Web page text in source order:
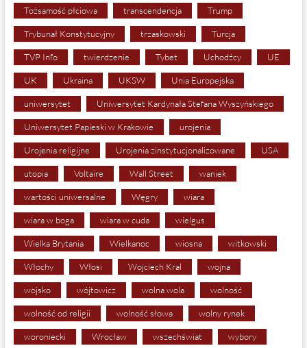
Tożsamość płciowa transcendencja Trump
Trybunał Konstytucyjny trzaskowski Turcja
TVP Info twierdzenie Tybet Uchodźcy UE
UK Ukraina UKSW Unia Europejska
uniwersytet Uniwersytet Kardynała Stefana Wyszyńskiego
Uniwersytet Papieski w Krakowie urojenia
Urojenia religijne Urojenia zinstytucjonalizowane USA
utopia Voltaire Wall Street waniek
wartości uniwersalne Węgry wiara
wiara w boga wiara w cuda wielgus
Wielka Brytania Wielkanoc wiosna witkowski
Włochy Włosi Wojciech Kral wojna
wojsko wójtowicz wolna wola wolność
wolność od religii wolność słowa wolny rynek
woroniecki Wrocław wszechświat wybory